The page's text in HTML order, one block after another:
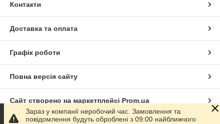
Контакти
Доставка та оплата
Графік роботи
Повна версія сайту
Сайт створено на маркетплейсі Prom.ua
Зараз у компанії неробочий час. Замовлення та
повідомлення будуть оброблені з 09:00 найближчого